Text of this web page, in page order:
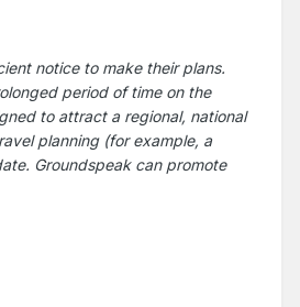
notice to make their plans.
period of time on the
to attract a regional, national
planning (for example, a
Groundspeak can promote